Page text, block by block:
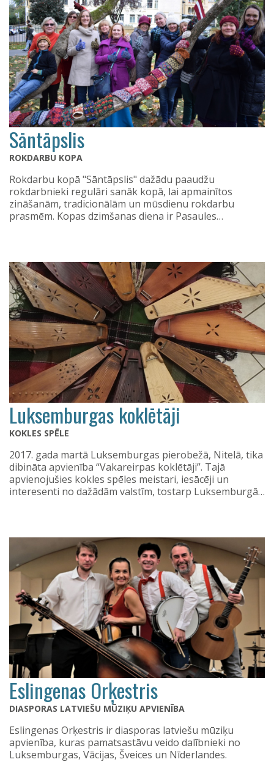
Sāntāpslis
ROKDARBU KOPA
Rokdarbu kopā "Sāntāpslis" dažādu paaudžu
rokdarbnieki regulāri sanāk kopā, lai apmainītos
zināšanām, tradicionālām un mūsdienu rokdarbu
prasmēm. Kopas dzimšanas diena ir Pasaules…
Luksemburgas koklētāji
KOKLES SPĒLE
2017. gada martā Luksemburgas pierobežā, Nitelā, tika
dibināta apvienība “Vakareirpas koklētāji”. Tajā
apvienojušies kokles spēles meistari, iesācēji un
interesenti no dažādām valstīm, tostarp Luksemburgā…
Eslingenas Orķestris
DIASPORAS LATVIEŠU MŪZIĶU APVIENĪBA
Eslingenas Orķestris ir diasporas latviešu mūziķu
apvienība, kuras pamatsastāvu veido dalībnieki no
Luksemburgas, Vācijas, Šveices un Nīderlandes.